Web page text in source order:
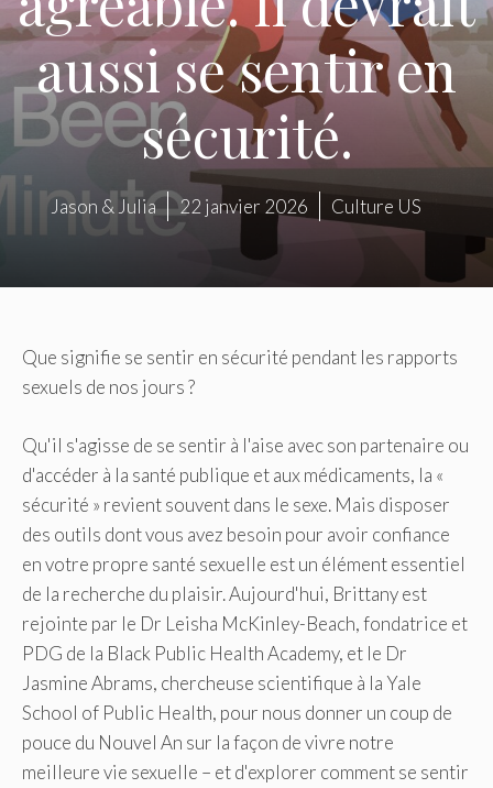
aussi se sentir en
sécurité.
Jason & Julia 22 janvier 2026 Culture US
Que signifie se sentir en sécurité pendant les rapports
sexuels de nos jours ?
Qu'il s'agisse de se sentir à l'aise avec son partenaire ou
d'accéder à la santé publique et aux médicaments, la «
sécurité » revient souvent dans le sexe. Mais disposer
des outils dont vous avez besoin pour avoir confiance
en votre propre santé sexuelle est un élément essentiel
de la recherche du plaisir. Aujourd'hui, Brittany est
rejointe par le Dr Leisha McKinley-Beach, fondatrice et
PDG de la Black Public Health Academy, et le Dr
Jasmine Abrams, chercheuse scientifique à la Yale
School of Public Health, pour nous donner un coup de
pouce du Nouvel An sur la façon de vivre notre
meilleure vie sexuelle – et d'explorer comment se sentir